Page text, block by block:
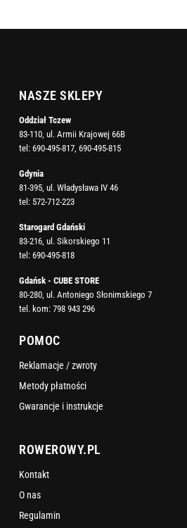
NASZE SKLEPY
Oddział Tczew
83-110, ul. Armii Krajowej 66B
tel: 690-495-817, 690-495-815
Gdynia
81-395, ul. Władysława IV 46
tel: 572-712-223
Starogard Gdański
83-216, ul. Sikorskiego 11
tel: 690-495-818
Gdańsk - CUBE STORE
80-280, ul. Antoniego Słonimskiego 7
tel. kom: 798 943 296
POMOC
Reklamacje / zwroty
Metody płatności
Gwarancje i instrukcje
ROWEROWY.PL
Kontakt
O nas
Regulamin